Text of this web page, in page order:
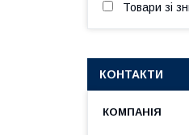
Товари зі
КОНТАКТИ